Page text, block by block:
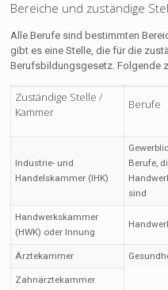
Bereiche und zuständige
Alle Berufe sind bestimmten
gibt es eine Stelle, die für die
Berufsbildungsgesetz. Folgende
Zuständige Stelle /
Kammer
Berufe
Industrie- und
Handelskammer (IHK)
Berufe,
sind
Handwerkskammer
(HWK) oder Innung
Ärztekammer
Zahnärztekammer